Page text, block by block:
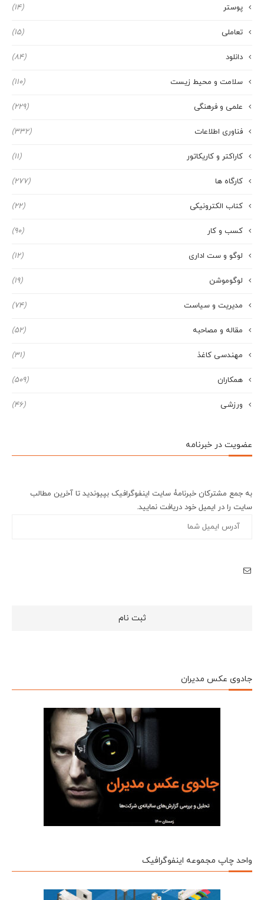
پوستر (14)
تعاملی (15)
دانلود (84)
سلامت و محیط زیست (110)
علمی و فرهنگی (229)
فناوری اطلاعات (332)
کاراکتر و کاریکاتور (11)
کارگاه ها (277)
کتاب الکترونیکی (22)
کسب و کار (90)
لوگو و ست اداری (12)
لوگوموشن (19)
مدیریت و سیاست (74)
مقاله و مصاحبه (52)
مهندسی کاغذ (31)
همکاران (509)
ورزشی (46)
عضویت در خبرنامه
به جمع مشترکان خبرنامۀ سایت اینفوگرافیک بپیوندید تا آخرین مطالب
سایت را در ایمیل خود دریافت نمایید.
جادوی عکس مدیران
واحد چاپ مجموعه اینفوگرافیک